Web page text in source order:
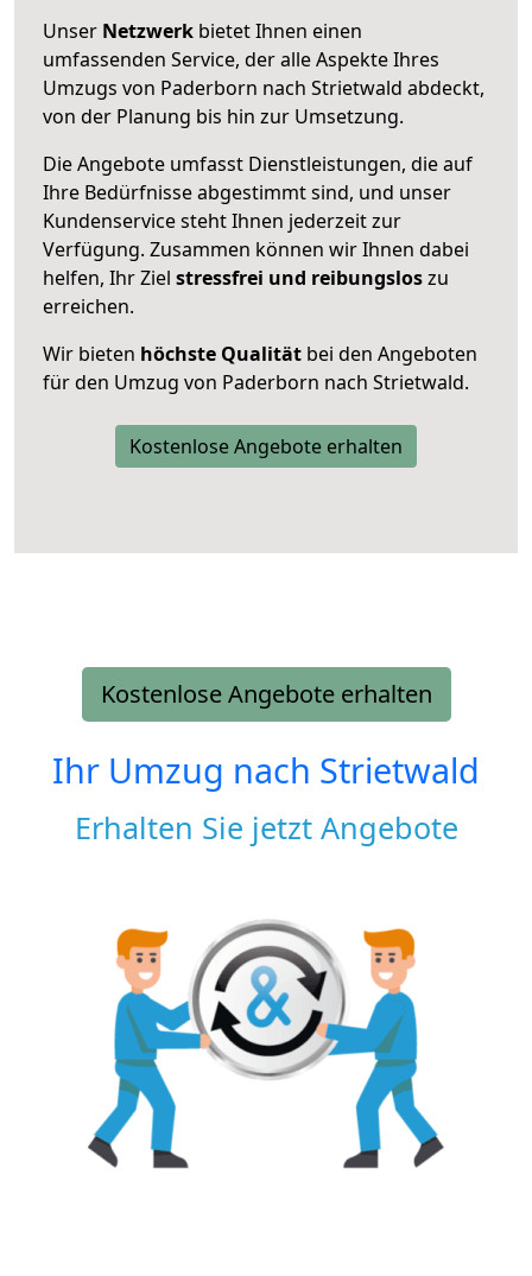
Unser Netzwerk bietet Ihnen einen
umfassenden Service, der alle Aspekte Ihres
Umzugs von Paderborn nach Strietwald abdeckt,
von der Planung bis hin zur Umsetzung.
Die Angebote umfasst Dienstleistungen, die auf
Ihre Bedürfnisse abgestimmt sind, und unser
Kundenservice steht Ihnen jederzeit zur
Verfügung. Zusammen können wir Ihnen dabei
helfen, Ihr Ziel stressfrei und reibungsloszu
erreichen.
Wir bieten höchste Qualität bei den Angeboten
für den Umzug von Paderborn nach Strietwald.
Kostenlose Angebote erhalten
Kostenlose Angebote erhalten
Ihr Umzug nach Strietwald
Erhalten Sie jetzt Angebote